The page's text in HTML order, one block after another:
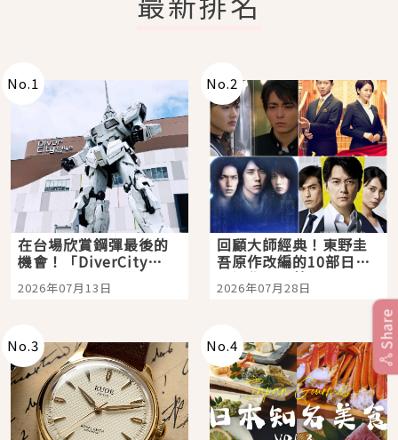
No.1
在台場欣賞鋼彈最後的
機會！「DiverCity
Tokyo Plaza」搭船、
購物、美食及夜景，一
2026年07月13日
No.2
回顧大師經典！東野圭
吾原作改編的10部日本
影視作品推薦
2026年07月28日
No.3 No.4 Share